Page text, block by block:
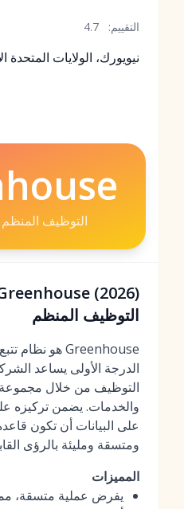
التقييم: 4.7
نيويورك، الولايات المتحدة
التوظيف
التوظيف المنظم
الدرجة الأولى يساعد
التوظيف من خلال مجموعة
والخدمات. يضمن تركيزه
على البيانات أن تكون
ومتسقة ومليئة بالرؤى
المميزات
يفرض عملية متسقة،